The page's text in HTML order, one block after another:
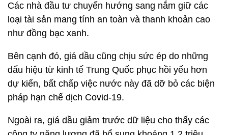
Các nhà đầu tư chuyển hướng sang nắm giữ các
loại tài sản mang tính an toàn và thanh khoản cao
như đồng bạc xanh.
Bên cạnh đó, giá dầu cũng chịu sức ép do những
dấu hiệu từ kinh tế Trung Quốc phục hồi yếu hơn
dự kiến, bất chấp việc nước này đã dỡ bỏ các biện
pháp hạn chế dịch Covid-19.
Ngoài ra, giá dầu giảm trước dữ liệu cho thấy các